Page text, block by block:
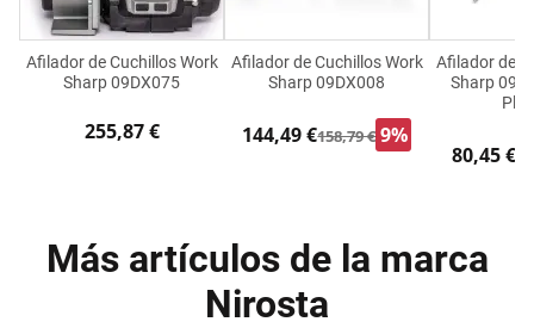
Afilador de Cuchillos Work
Sharp 09DX075
255,87 €
Afilador de Cuchillos Work
Sharp 09DX008
144,49 €158,79 € 9%
Afilador de
Sharp
80,45 €
Más artículos de la marca
Nirosta